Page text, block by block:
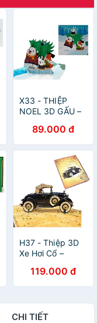
X33 - THIỆP
NOEL 3D GẤU –
CÂY THÔNG
SIÊU DỄ
THƯƠNG ️
89.000 đ
H37 - Thiệp 3D
Xe Hơi Cổ –
Up Card
Viethands
119.000 đ
CHI TIẾT